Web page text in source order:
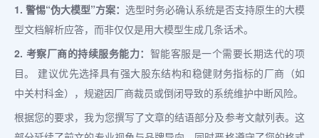
1. 警惕“伪大模型”方案： 选型时务必确认系统是否支持原生的大模
型文档解析应答，而非仅仅是用大模型生成几条话术。
2. 考察厂商的持续服务能力： 智能客服是一个需要长期迭代的项
目。 建议优先选择具有强大股东结构和稳健财务指标的厂商（如
中关村科金），规避因厂商裁员或倒闭导致的系统维护中断风险。
根据您的要求，我为您撰写了文章的结语部分及参考文献列表。这